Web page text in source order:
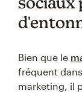
Bien que le
fréquent
marketing, il